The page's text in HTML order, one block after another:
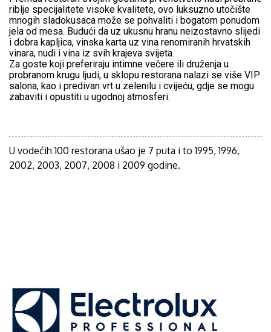
riblje specijalitete visoke kvalitete, ovo luksuzno utočište
mnogih sladokusaca može se pohvaliti i bogatom ponudom
jela od mesa. Budući da uz ukusnu hranu neizostavno slijedi
i dobra kapljica, vinska karta uz vina renomiranih hrvatskih
vinara, nudi i vina iz svih krajeva svijeta.
Za goste koji preferiraju intimne večere ili druženja u
probranom krugu ljudi, u sklopu restorana nalazi se više VIP
salona, kao i predivan vrt u zelenilu i cvijeću, gdje se mogu
zabaviti i opustiti u ugodnoj atmosferi.
U vodećih 100 restorana ušao je 7 puta i to 1995, 1996,
2002, 2003, 2007, 2008 i 2009 godine.